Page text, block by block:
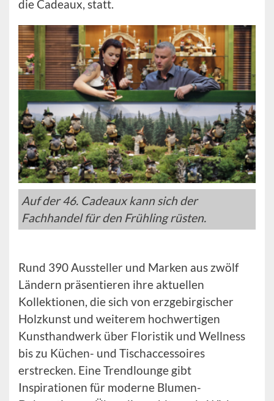
die Cadeaux, statt.
Auf der 46. Cadeaux kann sich der
Fachhandel für den Frühling rüsten.
Rund 390 Aussteller und Marken aus zwölf
Ländern präsentieren ihre aktuellen
Kollektionen, die sich von erzgebirgischer
Holzkunst und weiterem hochwertigen
Kunsthandwerk über Floristik und Wellness
bis zu Küchen- und Tischaccessoires
erstrecken. Eine Trendlounge gibt
Inspirationen für moderne Blumen-